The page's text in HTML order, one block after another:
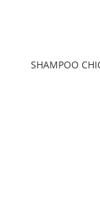
SHAMPOO